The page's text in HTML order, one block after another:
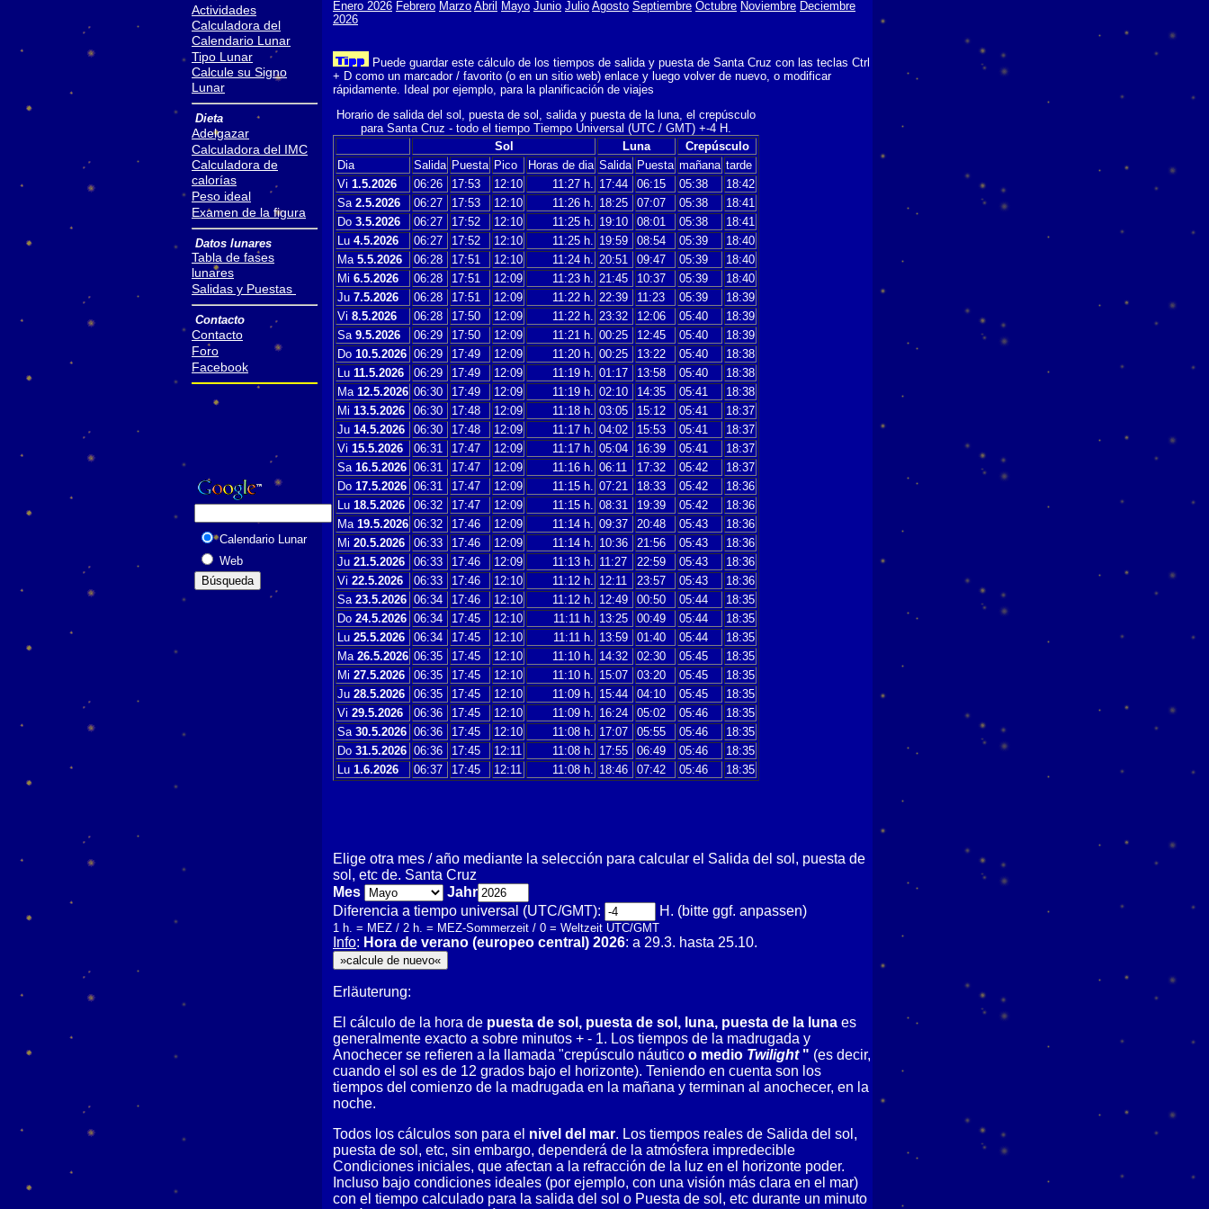
Enero 2026 Febrero Marzo Abril Mayo Junio Julio Agosto Septiembre Octubre Noviembre Deciembre
2026
Puede guardar este cálculo de los tiempos de salida y puesta de Santa Cruz con las teclas Ctrl
+ D como un marcador / favorito (o en un sitio web) enlace y luego volver de nuevo, o modificar
rápidamente. Ideal por ejemplo, para la planificación de viajes
Horario de salida del sol, puesta de sol, salida y puesta de la luna, el crepúsculo
para Santa Cruz - todo el tiempo Tiempo Universal (UTC / GMT) +-4 H.
Sol
Luna
Crepúsculo
Dia
Salida Puesta Pico Horas de dia Salida Puesta mañana tarde
Vi 1.5.2026 06:26 17:53 12:10 11:27 h. 17:44 06:15 05:38
18:42
Sa 2.5.2026 06:27 17:53 12:10 11:26 h. 18:25 07:07 05:38
18:41
Do 3.5.2026 06:27 17:52 12:10 11:25 h. 19:10 08:01 05:38
18:41
Lu 4.5.2026 06:27 17:52 12:10 11:25 h. 19:59 08:54 05:39
18:40
Ma 5.5.2026 06:28 17:51 12:10 11:24 h. 20:51 09:47 05:39
18:40
Mi 6.5.2026 06:28 17:51 12:09 11:23 h. 21:45 10:37 05:39
18:40
Ju 7.5.2026 06:28 17:51 12:09 11:22 h. 22:39 11:23 05:39
18:39
Vi 8.5.2026 06:28 17:50 12:09 11:22 h. 23:32 12:06 05:40
18:39
Sa 9.5.2026 06:29 17:50 12:09 11:21 h. 00:25 12:45 05:40
18:39
Do 10.5.2026 06:29 17:49 12:09 11:20 h. 00:25 13:22 05:40
18:38
Lu 11.5.2026 06:29 17:49 12:09 11:19 h. 01:17 13:58 05:40
18:38
Ma 12.5.2026 06:30 17:49 12:09 11:19 h. 02:10 14:35 05:41
18:38
Mi 13.5.2026 06:30 17:48 12:09 11:18 h. 03:05 15:12 05:41
18:37
Ju 14.5.2026 06:30 17:48 12:09 11:17 h. 04:02 15:53 05:41
18:37
Vi 15.5.2026 06:31 17:47 12:09 11:17 h. 05:04 16:39 05:41
18:37
Sa 16.5.2026 06:31 17:47 12:09 11:16 h. 06:11 17:32 05:42
18:37
Do 17.5.2026 06:31 17:47 12:09 11:15 h. 07:21 18:33 05:42
18:36
Lu 18.5.2026 06:32 17:47 12:09 11:15 h. 08:31 19:39 05:42
18:36
Ma 19.5.2026 06:32 17:46 12:09 11:14 h. 09:37 20:48 05:43
18:36
Mi 20.5.2026 06:33 17:46 12:09 11:14 h. 10:36 21:56 05:43
18:36
Ju 21.5.2026 06:33 17:46 12:09 11:13 h. 11:27 22:59 05:43
18:36
Vi 22.5.2026 06:33 17:46 12:10 11:12 h. 12:11 23:57 05:43
18:36
Sa 23.5.2026 06:34 17:46 12:10 11:12 h. 12:49 00:50 05:44
18:35
Do 24.5.2026 06:34 17:45 12:10 11:11 h. 13:25 00:49 05:44
18:35
Lu 25.5.2026 06:34 17:45 12:10 11:11 h. 13:59 01:40 05:44
18:35
Ma 26.5.2026 06:35 17:45 12:10 11:10 h. 14:32 02:30 05:45
18:35
Mi 27.5.2026 06:35 17:45 12:10 11:10 h. 15:07 03:20 05:45
18:35
Ju 28.5.2026 06:35 17:45 12:10 11:09 h. 15:44 04:10 05:45
18:35
Vi 29.5.2026 06:36 17:45 12:10 11:09 h. 16:24 05:02 05:46
18:35
Sa 30.5.2026 06:36 17:45 12:10 11:08 h. 17:07 05:55 05:46
18:35
Do 31.5.2026 06:36 17:45 12:11 11:08 h. 17:55 06:49 05:46
18:35
Lu 1.6.2026 06:37 17:45 12:11 11:08 h. 18:46 07:42 05:46 18:35
Elige otra mes / año mediante la selección para calcular el Salida del sol, puesta de
sol, etc de. Santa Cruz
Mes
Jahr
Diferencia a tiempo universal (UTC/GMT):
H. (bitte ggf. anpassen)
1 h. = MEZ / 2 h. = MEZ-Sommerzeit / 0 = Weltzeit UTC/GMT
Info: Hora de verano (europeo central) 2026: a 29.3. hasta 25.10.
Erläuterung:
El cálculo de la hora de puesta de sol, puesta de sol, luna, puesta de la luna es
generalmente exacto a sobre minutos + - 1. Los tiempos de la madrugada y
Anochecer se refieren a la llamada "crepúsculo náutico o medio Twilight " (es decir,
cuando el sol es de 12 grados bajo el horizonte). Teniendo en cuenta son los
tiempos del comienzo de la madrugada en la mañana y terminan al anochecer, en la
noche.
Todos los cálculos son para el nivel del mar. Los tiempos reales de Salida del sol,
puesta de sol, etc, sin embargo, dependerá de la atmósfera impredecible
Condiciones iniciales, que afectan a la refracción de la luz en el horizonte poder.
Incluso bajo condiciones ideales (por ejemplo, con una visión más clara en el mar)
con el tiempo calculado para la salida del sol o Puesta de sol, etc durante un minuto
Actividades
Calculadora del
Calendario Lunar
Tipo Lunar
Calcule su Signo
Lunar
Dieta
Adelgazar
Calculadora del IMC
Calculadora de
calorías
Peso ideal
Examen de la figura
Datos lunares
Tabla de fases
lunares
Salidas y Puestas
Contacto
Contacto
Foro
Facebook
Calendario Lunar
Web